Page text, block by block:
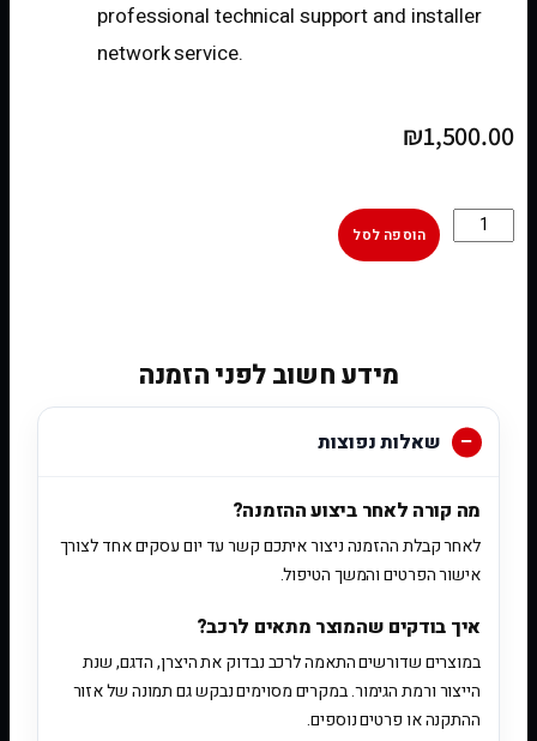
professional technical support and installer
network service.
₪1,500.00
הוספה לסל
מידע חשוב לפני הזמנה
שאלות נפוצות
מה קורה לאחר ביצוע ההזמנה?
לאחר קבלת ההזמנה ניצור איתכם קשר עד יום עסקים אחד לצורך
אישור הפרטים והמשך הטיפול.
איך בודקים שהמוצר מתאים לרכב?
במוצרים שדורשים התאמה לרכב נבדוק את היצרן, הדגם, שנת
הייצור ורמת הגימור. במקרים מסוימים נבקש גם תמונה של אזור
ההתקנה או פרטים נוספים.